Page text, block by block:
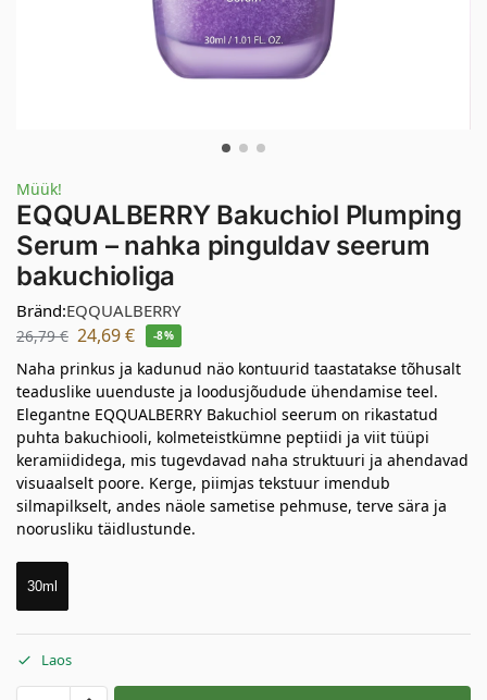
Müük!
EQQUALBERRY Bakuchiol Plumping
Serum – nahka pinguldav seerum
bakuchioliga
Bränd:EQQUALBERRY
26,79€ 24,69€ -8%
Naha prinkus ja kadunud näo kontuurid taastatakse tõhusalt
teaduslike uuenduste ja loodusjõudude ühendamise teel.
Elegantne EQQUALBERRY Bakuchiol seerum on rikastatud
puhta bakuchiooli, kolmeteistkümne peptiidi ja viit tüüpi
keramiididega, mis tugevdavad naha struktuuri ja ahendavad
visuaalselt poore. Kerge, piimjas tekstuur imendub
silmapilkselt, andes näole sametise pehmuse, terve sära ja
noorusliku täidlustunde.
30ml
Laos